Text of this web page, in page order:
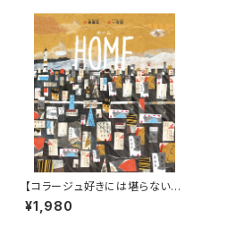
【コラージュ好きには堪らない！
台湾人作家の描いた絵本】『HO
ME』
¥1,980